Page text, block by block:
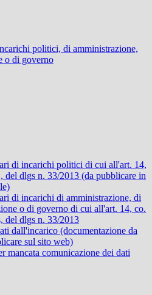
politici, di amministrazione,
o di governo
di incarichi politici di cui all'art. 14,
del dlgs n. 33/2013 (da pubblicare in
di incarichi di amministrazione, di
o di governo di cui all'art. 14, co.
del dlgs n. 33/2013
dall'incarico (documentazione da
sul sito web)
mancata comunicazione dei dati